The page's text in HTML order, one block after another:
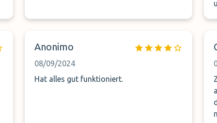
Anonimo
08/09/2024
Hat alles gut funktioniert.